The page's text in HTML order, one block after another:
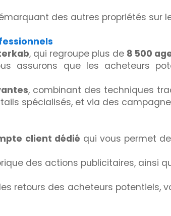
des autres propriétés sur
, qui regroupe plus de 8 500
assurons que les acheteurs
, combinant des techniques
spécialisés, et via des
client dédié qui vous permet
des actions publicitaires, ainsi
retours des acheteurs potentiels,